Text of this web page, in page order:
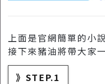
上面是官網簡單的小
接下來豬油將帶大家
》STEP.1